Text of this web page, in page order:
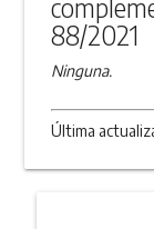
88/2021
Ninguna.
Última